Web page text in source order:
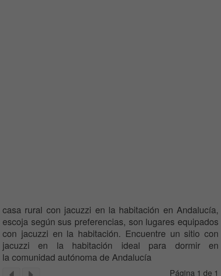
casa rural con jacuzzi en la habitación en Andalucía,
escoja según sus preferencias, son lugares equipados
con jacuzzi en la habitación. Encuentre un sitio con
jacuzzi en la habitación ideal para dormir en
la comunidad autónoma de Andalucía
Página 1 de 1